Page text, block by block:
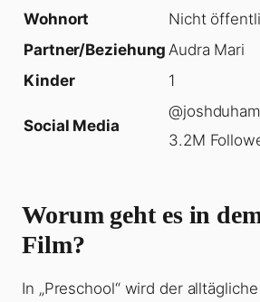
Wohnort
Nicht
Partner/Beziehung Audra Mari
Kinder
1
Social Media
3.2M
Worum geht es in
Film?
In „Preschool“ wird der